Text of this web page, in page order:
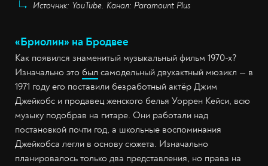
Источник: YouTube. Канал: Paramount Plus
«Бриолин» на Бродвее
Как появился знаменитый музыкальный фильм 1970-х?
Изначально это был самодельный двухактный мюзикл — в
1971 году его поставили безработный актёр Джим
Джейкобс и продавец женского белья Уоррен Кейси, всю
музыку подобрав на гитаре. Они работали над
постановкой почти год, а школьные воспоминания
Джейкобса легли в основу сюжета. Изначально
планировалось только два представления, но права на